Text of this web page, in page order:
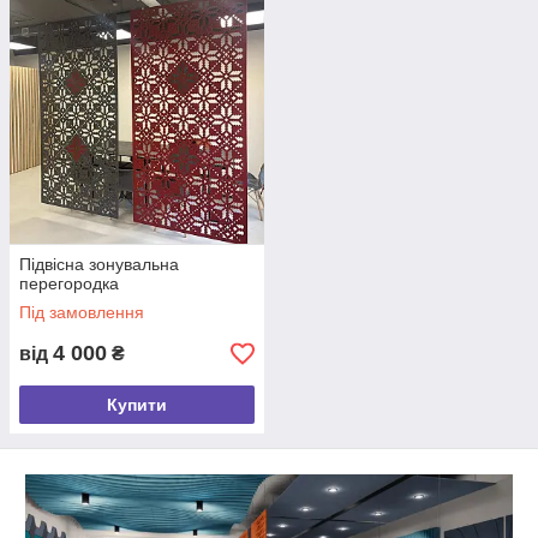
чистяться від пилу та бруду за допомогою сухої або вологої
ганчірки.Акустичні панелі з ПЕТ мають різноманітний
дизайн і колірну гаму, які дають змогу створити
індивідуальний і стильний інтер'єр. Ви можете вибрати
панелі, які гармонійно впишуться у ваш декор або навпаки
створять контраст і акцент.
Як працюють ПЕТ панелі в офісі
Акустичний комфорт — один із тих параметрів, який
забезпечує ергономіку робочого простору. Сьогодні
велике поширення отримало використання просторих
приміщень із їх подальшим зонуванням.
Підвісна зонувальна
перегородка
Під замовлення
від 4 000 ₴
Купити